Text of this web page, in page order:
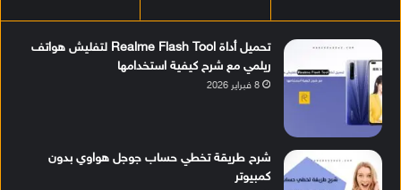
تحميل أداة Realme Flash Tool لتفليش هواتف
ريلمي مع شرح كيفية استخدامها
8 فبراير 2026
شرح طريقة تخطي حساب جوجل هواوي بدون
كمبيوتر